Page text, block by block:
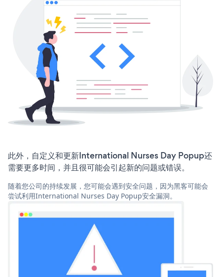
此外，自定义和更新International Nurses Day Popup还
需要更多时间，并且很可能会引起新的问题或错误。
随着您公司的持续发展，您可能会遇到安全问题，因为黑客可能会
尝试利用International Nurses Day Popup安全漏洞。